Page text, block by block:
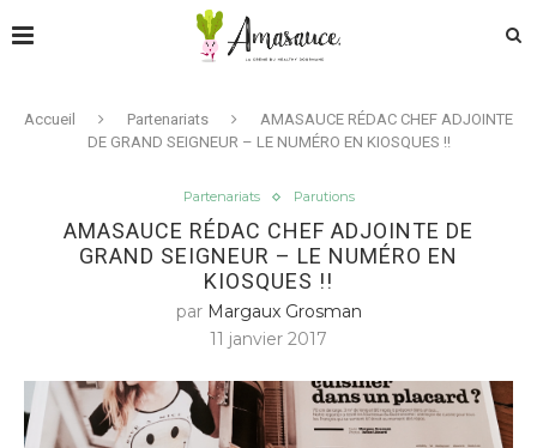
Accueil Partenariats
AMASAUCE RÉDAC CHEF ADJOINTE
DE GRAND SEIGNEUR – LE NUMÉRO EN KIOSQUES !!
Partenariats Parutions
AMASAUCE RÉDAC CHEF ADJOINTE DE
GRAND SEIGNEUR – LE NUMÉRO EN
KIOSQUES !!
par Margaux Grosman
11 janvier 2017